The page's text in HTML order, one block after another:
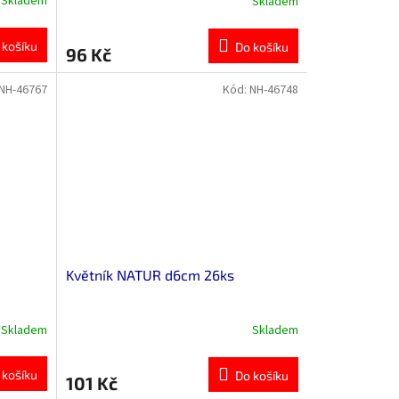
košíku 96 Kč Do košíku
Skladem
košíku
46767
Květník NATUR d6cm 26ks
Skladem
101 Kč Do košíku
Kód: NH-46748